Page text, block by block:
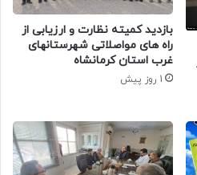
بازدید کمیته نظارت و ارزیابی از
راه های مواصلاتی شهرستانهای
غرب استان کرمانشاه
1 روز پیش